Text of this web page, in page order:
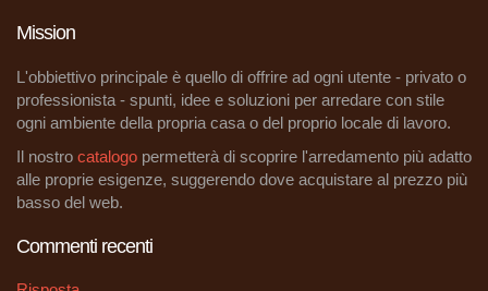
Mission
L'obbiettivo principale è quello di offrire ad ogni utente - privato o
professionista - spunti, idee e soluzioni per arredare con stile
ogni ambiente della propria casa o del proprio locale di lavoro.
Il nostro catalogo permetterà di scoprire l'arredamento più adatto
alle proprie esigenze, suggerendo dove acquistare al prezzo più
basso del web.
Commenti recenti